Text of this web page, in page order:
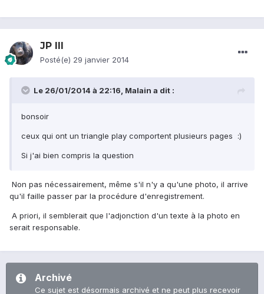
JP III
Posté(e) 29 janvier 2014
Le 26/01/2014 à 22:16, Malain a dit :
bonsoir
ceux qui ont un triangle play comportent plusieurs pages :)
Si j'ai bien compris la question
Non pas nécessairement, même s'il n'y a qu'une photo, il arrive
qu'il faille passer par la procédure d'enregistrement.
A priori, il semblerait que l'adjonction d'un texte à la photo en
serait responsable.
Archivé
Ce sujet est désormais archivé et ne peut plus recevoir